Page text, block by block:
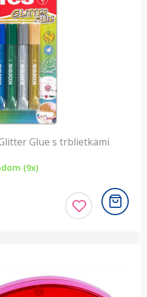
Glue s trblietkami
(9x)